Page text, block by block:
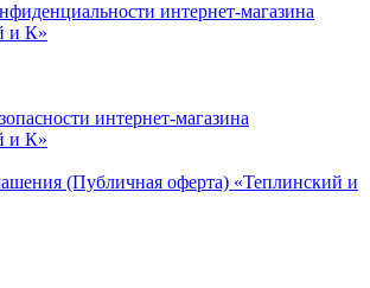
интернет-магазина
и К»
интернет-магазина
и К»
(Публичная оферта) «Теплинский и